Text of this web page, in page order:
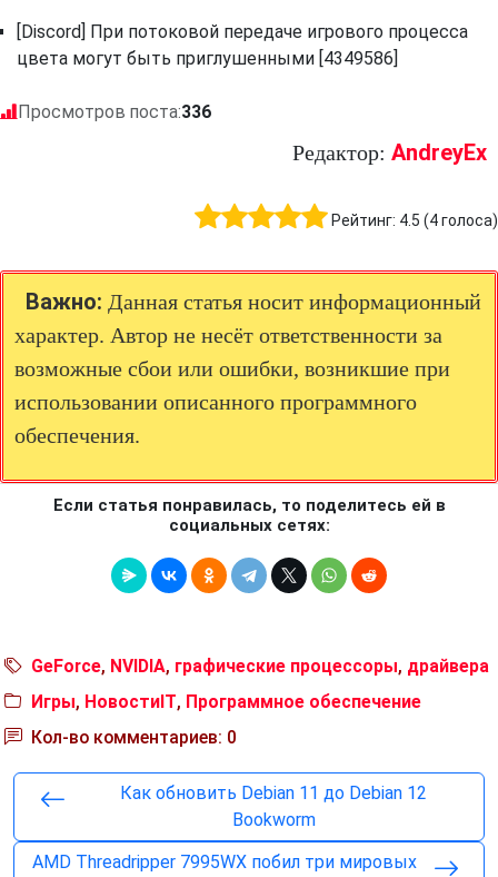
[Discord] При потоковой передаче игрового процесса
цвета могут быть приглушенными [4349586]
Просмотров поста:336
Редактор: AndreyEx
Рейтинг: 4.5 (4голоса)
Важно: Данная статья носит информационный
характер. Автор не несёт ответственности за
возможные сбои или ошибки, возникшие при
использовании описанного программного
обеспечения.
Если статья понравилась, то поделитесь ей в
социальных сетях:
GeForce, NVIDIA, графические процессоры, драйвера
Игры, НовостиIT, Программное обеспечение
Кол-во комментариев: 0
Как обновить Debian 11 до Debian 12
Bookworm
AMD Threadripper 7995WX побил три мировых